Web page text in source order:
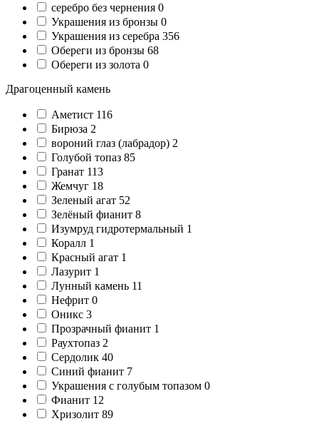
серебро без чернения 0
Украшения из бронзы 0
Украшения из серебра 356
Обереги из бронзы 68
Обереги из золота 0
Драгоценный камень
Аметист 116
Бирюза 2
вороний глаз (лабрадор) 2
Голубой топаз 85
Гранат 113
Жемчуг 18
Зеленый агат 52
Зелёный фианит 8
Изумруд гидротермальный 1
Коралл 1
Красный агат 1
Лазурит 1
Лунный камень 11
Нефрит 0
Оникс 3
Прозрачный фианит 1
Раухтопаз 2
Сердолик 40
Синий фианит 7
Украшения с голубым топазом 0
Фианит 12
Хризолит 89